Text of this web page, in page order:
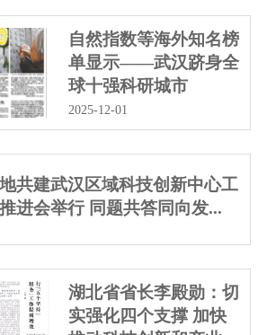
自然指数等海外知名榜
单显示——武汉跻身全
球十强科研城市
2025-12-01
共建武汉区域科技创新中心工
进会举行 同题共答同向发...
湖北省省长李殿勋：切
实强化四个支撑 加快